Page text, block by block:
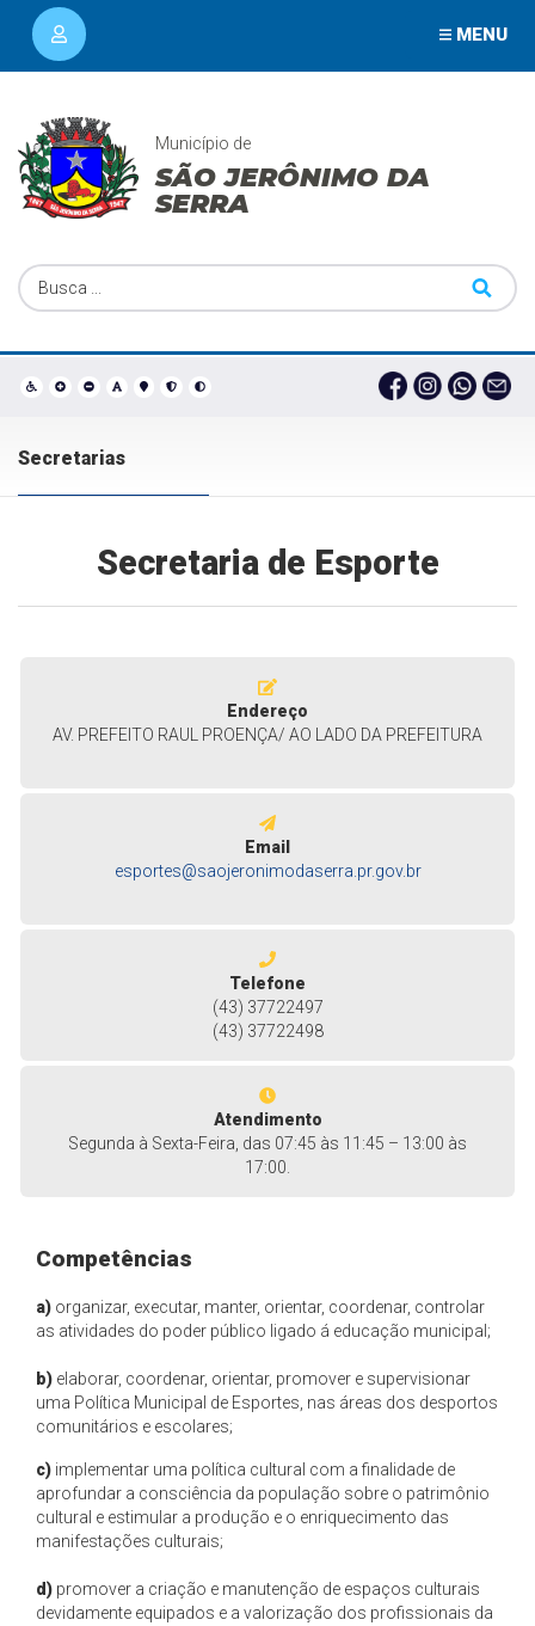
MENU
Município de
SÃO JERÔNIMO DA
SERRA
Secretarias
Secretaria de Esporte
Endereço
AV. PREFEITO RAUL PROENÇA/ AO LADO DA PREFEITURA
Email
esportes@saojeronimodaserra.pr.gov.br
Telefone
(43) 37722497
(43) 37722498
Atendimento
Segunda à Sexta-Feira, das 07:45 às 11:45 – 13:00 às
17:00.
Competências
a) organizar, executar, manter, orientar, coordenar, controlar
as atividades do poder público ligado á educação municipal;
b) elaborar, coordenar, orientar, promover e supervisionar
uma Política Municipal de Esportes, nas áreas dos desportos
comunitários e escolares;
c) implementar uma política cultural com a finalidade de
aprofundar a consciência da população sobre o patrimônio
cultural e estimular a produção e o enriquecimento das
manifestações culturais;
d) promover a criação e manutenção de espaços culturais
devidamente equipados e a valorização dos profissionais da